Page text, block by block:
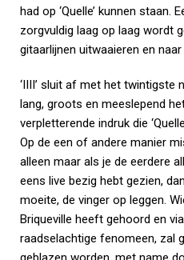
had op ‘Quelle’ kunnen staan.
zorgvuldig laag op laag wordt
gitaarlijnen uitwaaieren en
‘IIII’ sluit af met het twintigste
lang, groots en meeslepend
verpletterende indruk die
Op de een of andere manier
alleen maar als je de eerdere
eens live bezig hebt gezien,
moeite, de vinger op leggen.
Briqueville heeft gehoord en
raadselachtige fenomeen, zal